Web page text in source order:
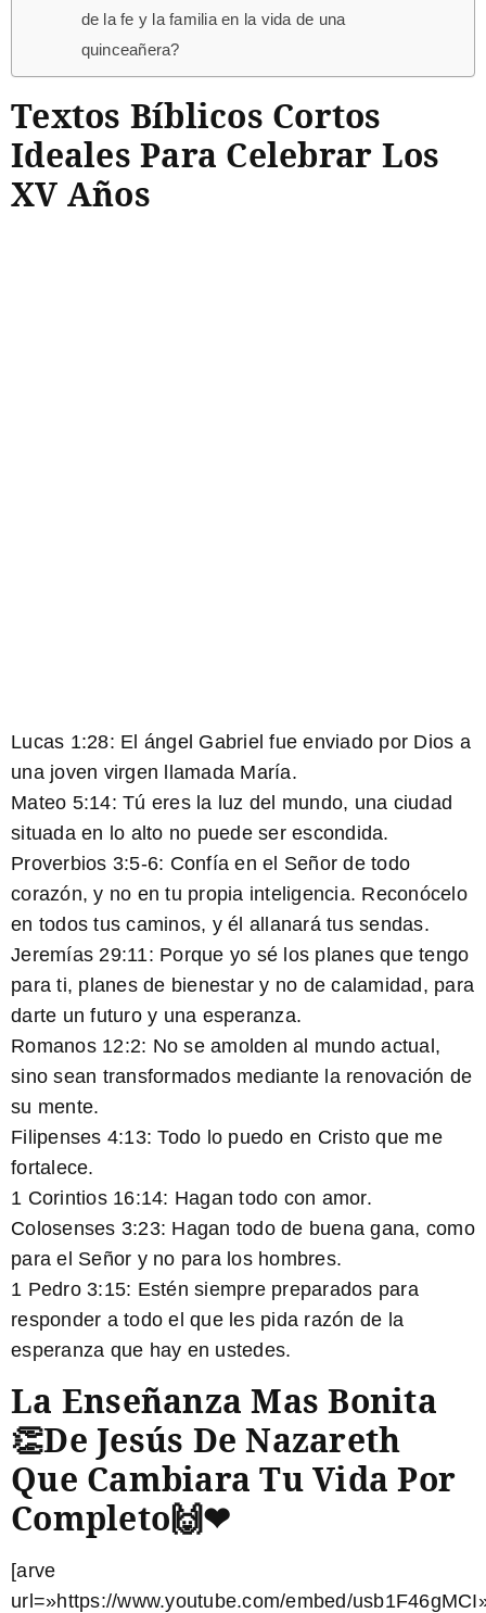
de la fe y la familia en la vida de una
quinceañera?
Textos Bíblicos Cortos
Ideales Para Celebrar Los
XV Años
Lucas 1:28: El ángel Gabriel fue enviado por Dios a
una joven virgen llamada María.
Mateo 5:14: Tú eres la luz del mundo, una ciudad
situada en lo alto no puede ser escondida.
Proverbios 3:5-6: Confía en el Señor de todo
corazón, y no en tu propia inteligencia. Reconócelo
en todos tus caminos, y él allanará tus sendas.
Jeremías 29:11: Porque yo sé los planes que tengo
para ti, planes de bienestar y no de calamidad, para
darte un futuro y una esperanza.
Romanos 12:2: No se amolden al mundo actual,
sino sean transformados mediante la renovación de
su mente.
Filipenses 4:13: Todo lo puedo en Cristo que me
fortalece.
1 Corintios 16:14: Hagan todo con amor.
Colosenses 3:23: Hagan todo de buena gana, como
para el Señor y no para los hombres.
1 Pedro 3:15: Estén siempre preparados para
responder a todo el que les pida razón de la
esperanza que hay en ustedes.
La Enseñanza Mas Bonita
👏de Jesús De Nazareth
Que Cambiara Tu Vida Por
Completo🙌❤
[arve
url=»https://www.youtube.com/embed/